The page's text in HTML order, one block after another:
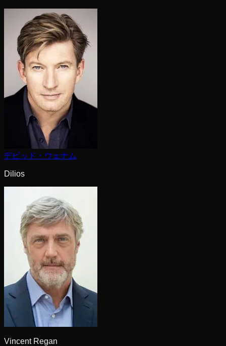
デビッド・ウェナム
Dilios
Vincent Regan